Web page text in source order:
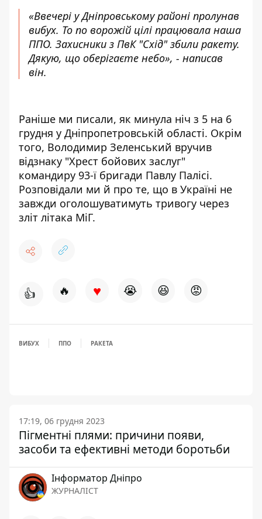
«Ввечері у Дніпровському районі пролунав
вибух. То по ворожій цілі працювала наша
ППО. Захисники з ПвК "Схід" збили ракету.
Дякую, що оберігаєте небо», - написав
він.
Раніше ми писали, як минула ніч з 5 на 6
грудня у Дніпропетровській області. Окрім
того, Володимир Зеленський вручив
відзнаку "Хрест бойових заслуг"
командиру 93-ї бригади Павлу Палісі.
Розповідали ми й про те, що в Україні не
завжди оголошуватимуть тривогу через
зліт літака МіГ.
👍 🔥 ♥ 😭 😆 😡
ВИБУХ ППО РАКЕТА
17:19, 06 грудня 2023
Пігментні плями: причини появи,
засоби та ефективні методи боротьби
Інформатор Дніпро
ЖУРНАЛІСТ